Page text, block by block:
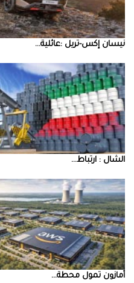
نيسان‭ ‬إكس‭-‬تريل‭: ‬عائلية‭ ...
‮‬الشال‮ ‬‭: ‬ارتباط‭ ...
أمازون‭ ‬تمول‭ ‬محطة‭ ...